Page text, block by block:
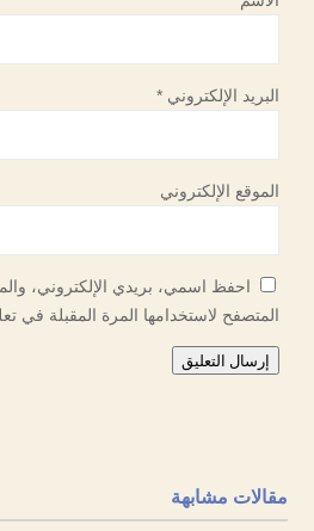
مقالات مشابهة
البريد الإلكتروني*
الموقع الإلكتروني
احفظ اسمي، بريدي الإلكتروني،
المتصفح لاستخدامها المرة المقبلة في
إرسال التعليق